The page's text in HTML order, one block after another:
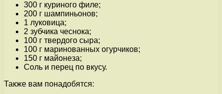
300 г куриного филе;
200 г шампиньонов;
1 луковица;
2 зубчика чеснока;
100 г твердого сыра;
100 г маринованных огурчиков;
150 г майонеза;
Соль и перец по вкусу.
Также вам понадобятся: